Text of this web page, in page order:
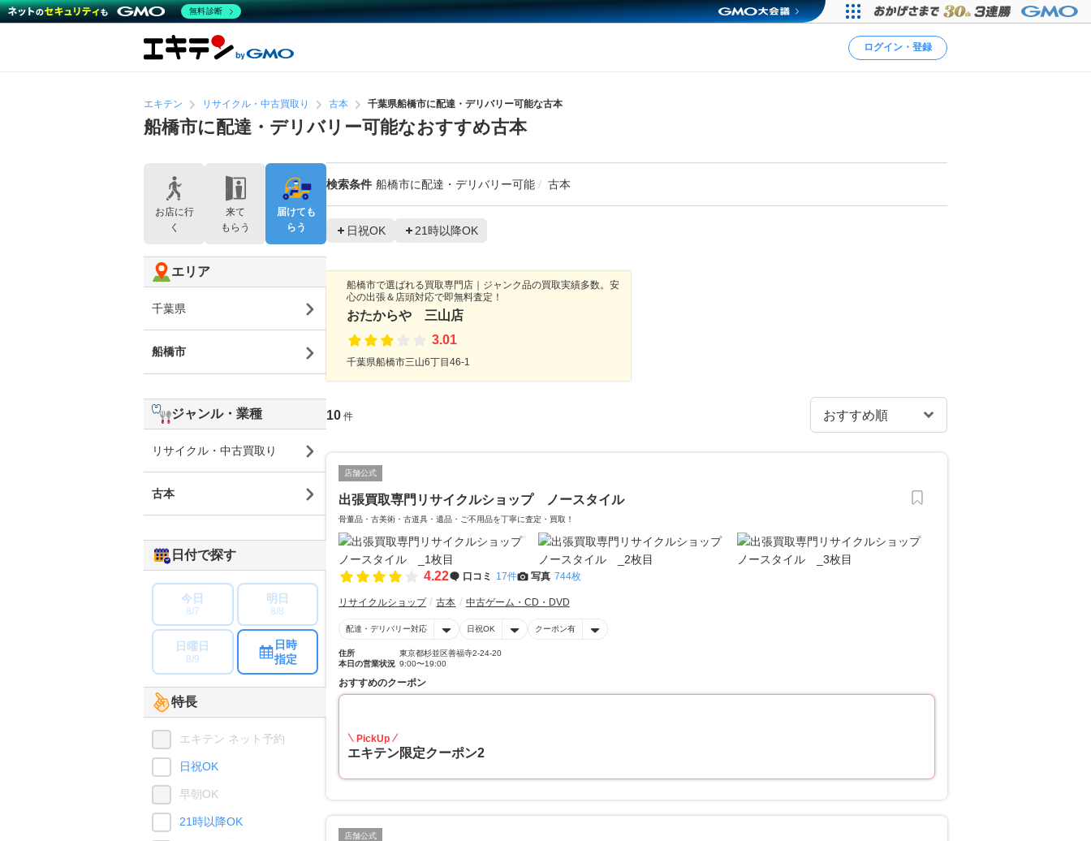
ログイン・登録
エキテン リサイクル・中古買取り 古本 千葉県船橋市に配達・デリバリー可能な古本
船橋市に配達・デリバリー可能なおすすめ古本
検索条件 船橋市に配達・デリバリー可能 古本
日祝OK 21時以降OK
船橋市で選ばれる買取専門店｜ジャンク品の買取実績多数。安
心の出張＆店頭対応で即無料査定！
おたからや 三山店
3.01
千葉県船橋市三山6丁目46-1
10 件
店舗公式
出張買取専門リサイクルショップ ノースタイル
骨董品・古美術・古道具・遺品・ご不用品を丁寧に査定・買取！
4.22 口コミ 17件 写真 744枚
リサイクルショップ 古本 中古ゲーム・CD・DVD
配達・デリバリー対応 日祝OK クーポン有
住所
東京都杉並区善福寺2-24-20
本日の営業状況 9:00〜19:00
おすすめのクーポン
PickUp
エキテン限定クーポン2
店舗公式
お店に行
く
来て
もらう
届けても
らう
エリア
千葉県
船橋市
ジャンル・業種
リサイクル・中古買取り
古本
日付で探す
今日
8/7
明日
8/8
日曜日
8/9
日時
指定
特長
エキテン ネット予約
日祝OK
早朝OK
21時以降OK
無料診断